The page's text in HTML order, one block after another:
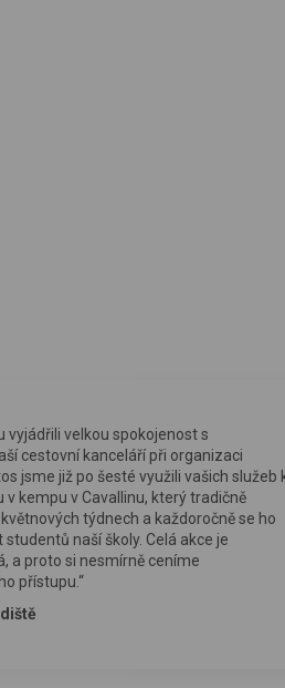
vyjádřili velkou spokojenost s
cestovní kanceláří při organizaci
jsme již po šesté využili vašich služeb
kempu v Cavallinu, který tradičně
týdnech a každoročně se ho
naší školy. Celá akce je
a proto si nesmírně ceníme
přístupu.“